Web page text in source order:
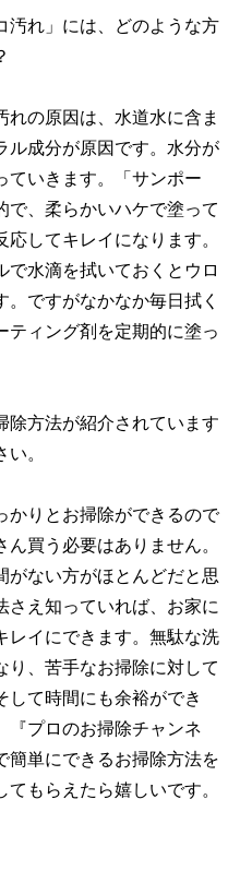
れ」には、どのような方
の原因は、水道水に含ま
ル成分が原因です。水分が
ていきます。「サンポー
で、柔らかいハケで塗って
してキレイになります。
で水滴を拭いておくとウロ
ですがなかなか毎日拭く
ティング剤を定期的に塗っ
方法が紹介されています
。
かりとお掃除ができるので
買う必要はありません。
がない方がほとんどだと思
さえ知っていれば、お家に
レイにできます。無駄な洗
り、苦手なお掃除に対して
して時間にも余裕ができ
『プロのお掃除チャンネ
簡単にできるお掃除方法を
もらえたら嬉しいです。